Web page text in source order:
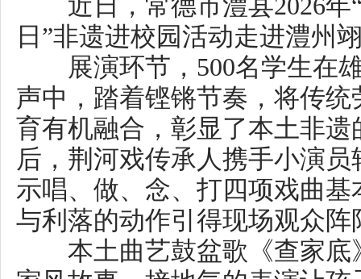
统文化的韵味，我收获满满，今
习更多非遗知识。”
上一篇： 2026年第一批“湖南好人”候选人事迹展示评议开始，快来为你支持
下一篇： 2026年第一批“中国好人榜”发布 湖南6人上榜
相关阅读：
湖南省
联系电话：0731-82217063 传真：
湘